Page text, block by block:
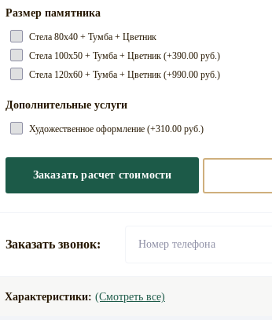
Размер памятника
Cтела 80х40 + Тумба + Цветник
Cтела 100х50 + Тумба + Цветник (+390.00 руб.)
Cтела 120х60 + Тумба + Цветник (+990.00 руб.)
Дополнительные услуги
Художественное оформление (+310.00 руб.)
Заказать расчет стоимости
Заказать звонок:
Характеристики: (Смотреть все)